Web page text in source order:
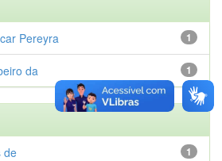
1
Pereyra
1
da
1
de